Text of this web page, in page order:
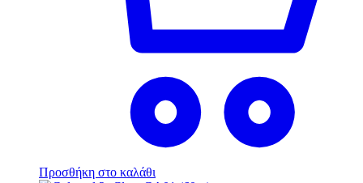
Προσθήκη στο καλάθι